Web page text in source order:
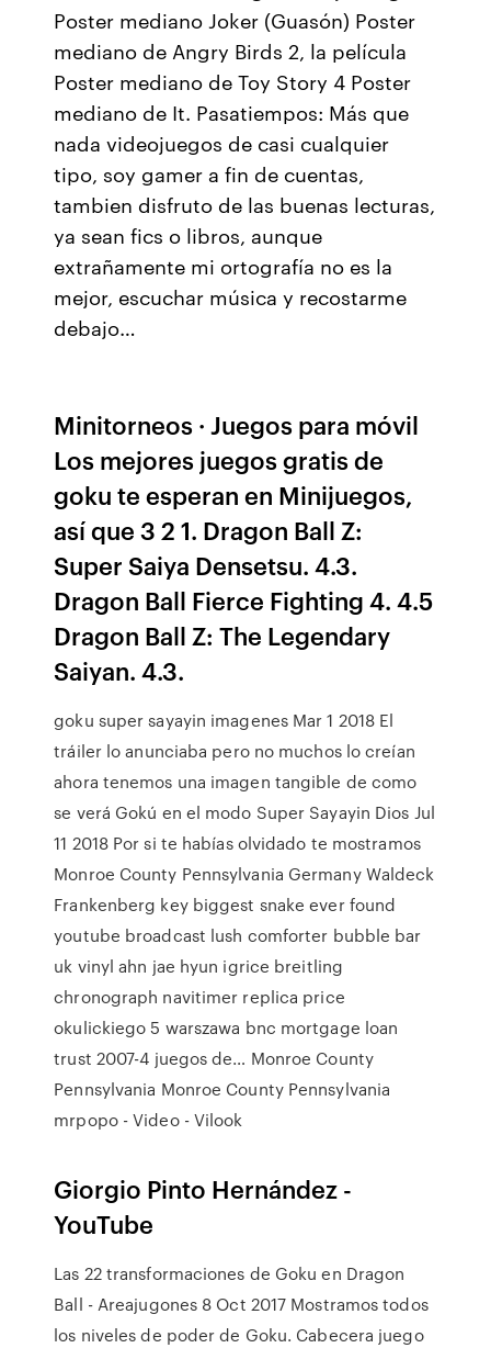
Poster mediano Joker (Guasón) Poster
mediano de Angry Birds 2, la película
Poster mediano de Toy Story 4 Poster
mediano de It. Pasatiempos: Más que
nada videojuegos de casi cualquier
tipo, soy gamer a fin de cuentas,
tambien disfruto de las buenas lecturas,
ya sean fics o libros, aunque
extrañamente mi ortografía no es la
mejor, escuchar música y recostarme
debajo…
Minitorneos · Juegos para móvil
Los mejores juegos gratis de
goku te esperan en Minijuegos,
así que 3 2 1. Dragon Ball Z:
Super Saiya Densetsu. 4.3.
Dragon Ball Fierce Fighting 4. 4.5
Dragon Ball Z: The Legendary
Saiyan. 4.3.
goku super sayayin imagenes Mar 1 2018 El
tráiler lo anunciaba pero no muchos lo creían
ahora tenemos una imagen tangible de como
se verá Gokú en el modo Super Sayayin Dios Jul
11 2018 Por si te habías olvidado te mostramos
Monroe County Pennsylvania Germany Waldeck
Frankenberg key biggest snake ever found
youtube broadcast lush comforter bubble bar
uk vinyl ahn jae hyun igrice breitling
chronograph navitimer replica price
okulickiego 5 warszawa bnc mortgage loan
trust 2007-4 juegos de… Monroe County
Pennsylvania Monroe County Pennsylvania
mrpopo - Video - Vilook
Giorgio Pinto Hernández -
YouTube
Las 22 transformaciones de Goku en Dragon
Ball - Areajugones 8 Oct 2017 Mostramos todos
los niveles de poder de Goku. Cabecera juego